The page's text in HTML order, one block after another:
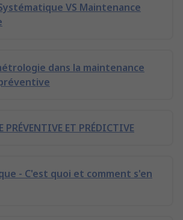
VS Maintenance
dans la maintenance
PRÉVENTIVE ET PRÉDICTIVE
- C'est quoi et comment s'en